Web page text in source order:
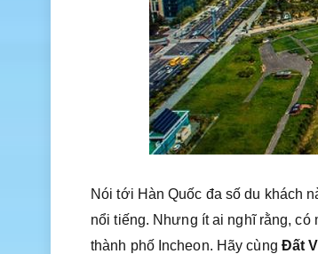
Nói tới Hàn Quốc đa số du khách
nổi tiếng. Nhưng ít ai nghĩ rằng,
thành phố Incheon. Hãy cùng Đất